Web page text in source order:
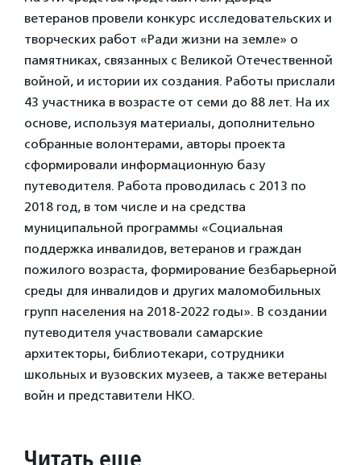
ветеранов провели конкурс исследовательских и
творческих работ «Ради жизни на земле» о
памятниках, связанных с Великой Отечественной
войной, и истории их создания. Работы прислали
43 участника в возрасте от семи до 88 лет. На их
основе, используя материалы, дополнительно
собранные волонтерами, авторы проекта
сформировали информационную базу
путеводителя. Работа проводилась с 2013 по
2018 год, в том числе и на средства
муниципальной программы «Социальная
поддержка инвалидов, ветеранов и граждан
пожилого возраста, формирование безбарьерной
среды для инвалидов и других маломобильных
групп населения на 2018-2022 годы». В создании
путеводителя участвовали самарские
архитекторы, библиотекари, сотрудники
школьных и вузовских музеев, а также ветераны
войн и представители НКО.
Читать еще